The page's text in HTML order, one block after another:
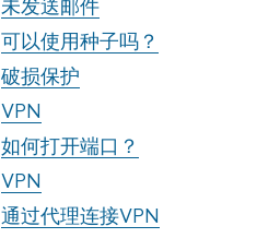
未发送邮件
可以使用种子吗？
破损保护
VPN
如何打开端口？
VPN
通过代理连接VPN